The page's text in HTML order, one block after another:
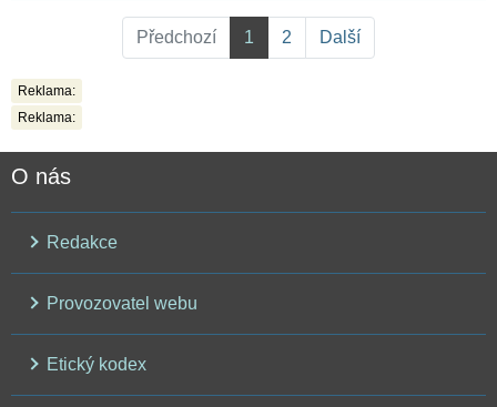
Předchozí 1 2 Další
Reklama:
Reklama:
O nás
Redakce
Provozovatel webu
Etický kodex